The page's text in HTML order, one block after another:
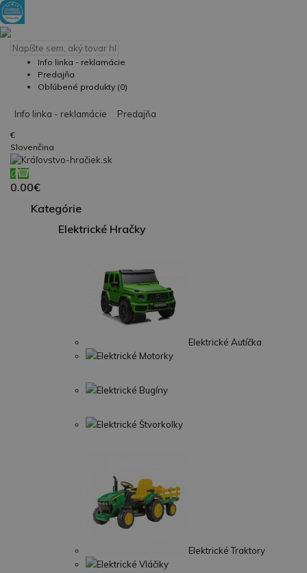
Info linka - reklamácie
Predajňa
Obľúbené produkty (0)
Info linka - reklamácie Predajňa
€
Slovenčina
0
0.00€
Kategórie
Elektrické Hračky
Elektrické Autíčka
Elektrické Motorky
Elektrické Bugíny
Elektrické Štvorkolky
Elektrické Traktory
Elektrické Vláčiky